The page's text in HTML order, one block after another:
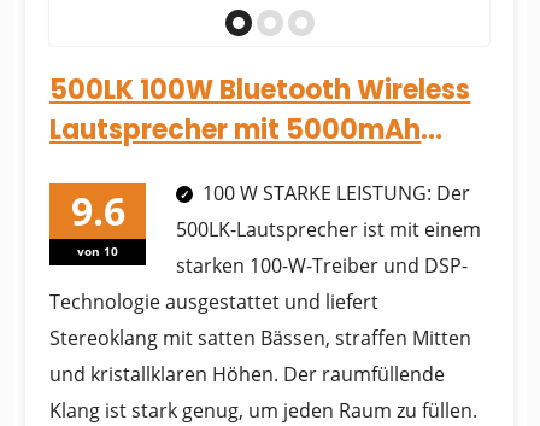
500LK 100W Bluetooth Wireless
Lautsprecher mit 5000mAh
von 10
100 W STARKE LEISTUNG: Der
500LK-Lautsprecher ist mit einem
starken 100-W-Treiber und DSP-
Technologie ausgestattet und liefert
Stereoklang mit satten Bässen, straffen Mitten
und kristallklaren Höhen. Der raumfüllende
Klang ist stark genug, um jeden Raum zu füllen.